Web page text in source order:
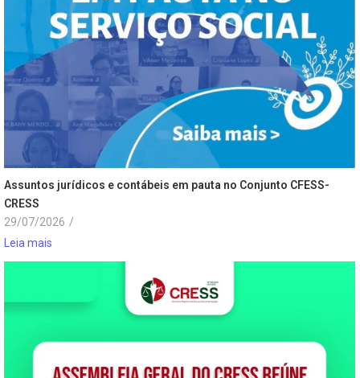
Assuntos jurídicos e contábeis em pauta no Conjunto CFESS-
CRESS
29/07/2026 /
Leia mais